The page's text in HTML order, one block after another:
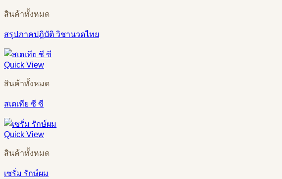
สินค้าทั้งหมด
สรุปภาคปฎิบัติ วิชานวดไทย
Quick View
สินค้าทั้งหมด
สเตเทีย ซี ซี
Quick View
สินค้าทั้งหมด
เซรั่ม รักษ์ผม